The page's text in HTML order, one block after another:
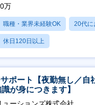
万
職種・業界未経験OK 20代に
休日120日以上
ポート【夜勤無し／自
が身につきます】